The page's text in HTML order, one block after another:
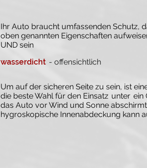
Ihr Auto braucht umfassenden Schutz,
oben genannten Eigenschaften
UND sein
wasserdicht - offensichtlich
Um auf der sicheren Seite zu sein, ist
die beste Wahl für den Einsatz unter ein
das Auto vor Wind und Sonne abschirmt
hygroskopische Innenabdeckung kann